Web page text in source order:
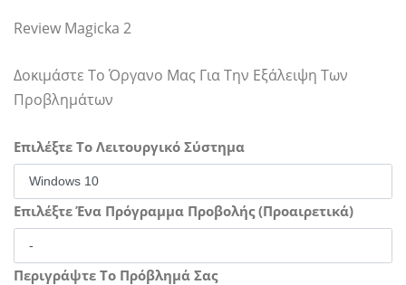
Review Magicka 2
Δοκιμάστε Το Όργανο Μας Για Την Εξάλειψη Των
Προβλημάτων
Επιλέξτε Το Λειτουργικό Σύστημα
Επιλέξτε Ένα Πρόγραμμα Προβολής (Προαιρετικά)
Περιγράψτε Το Πρόβλημά Σας